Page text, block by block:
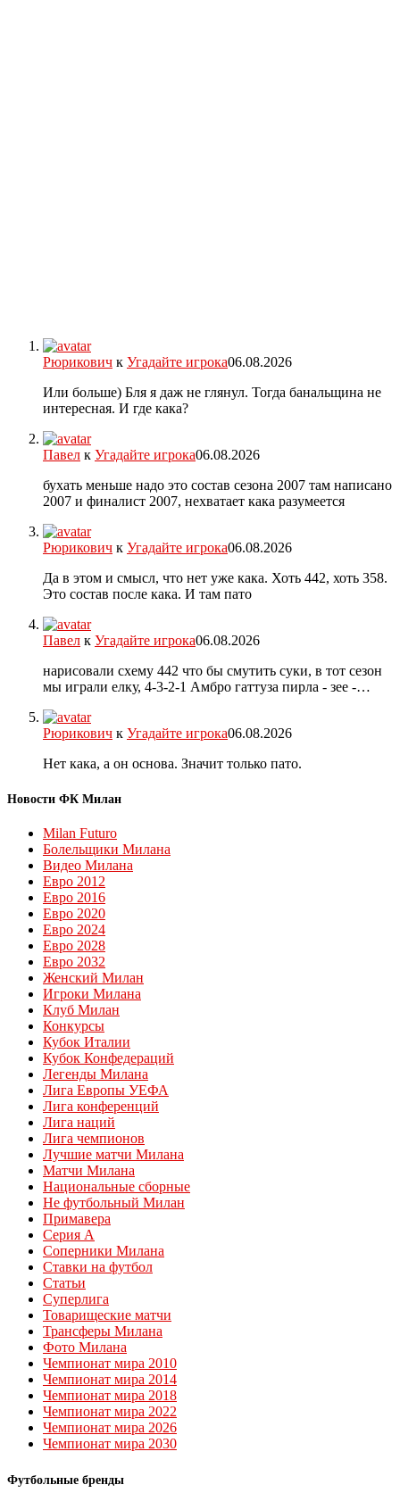
Рюрикович к Угадайте игрока06.08.2026
Или больше) Бля я даж не глянул. Тогда банальщина не
интересная. И где кака?
Павел к Угадайте игрока06.08.2026
бухать меньше надо это состав сезона 2007 там написано
2007 и финалист 2007, нехватает кака разумеется
Рюрикович к Угадайте игрока06.08.2026
Да в этом и смысл, что нет уже кака. Хоть 442, хоть 358.
Это состав после кака. И там пато
Павел к Угадайте игрока06.08.2026
нарисовали схему 442 что бы смутить суки, в тот сезон
мы играли елку, 4-3-2-1 Амбро гаттуза пирла - зее -…
Рюрикович к Угадайте игрока06.08.2026
Нет кака, а он основа. Значит только пато.
Новости ФК Милан
Milan Futuro
Болельщики Милана
Видео Милана
Евро 2012
Евро 2016
Евро 2020
Евро 2024
Евро 2028
Евро 2032
Женский Милан
Игроки Милана
Клуб Милан
Конкурсы
Кубок Италии
Кубок Конфедераций
Легенды Милана
Лига Европы УЕФА
Лига конференций
Лига наций
Лига чемпионов
Лучшие матчи Милана
Матчи Милана
Национальные сборные
Не футбольный Милан
Примавера
Серия А
Соперники Милана
Ставки на футбол
Статьи
Суперлига
Товарищеские матчи
Трансферы Милана
Фото Милана
Чемпионат мира 2010
Чемпионат мира 2014
Чемпионат мира 2018
Чемпионат мира 2022
Чемпионат мира 2026
Чемпионат мира 2030
Футбольные бренды